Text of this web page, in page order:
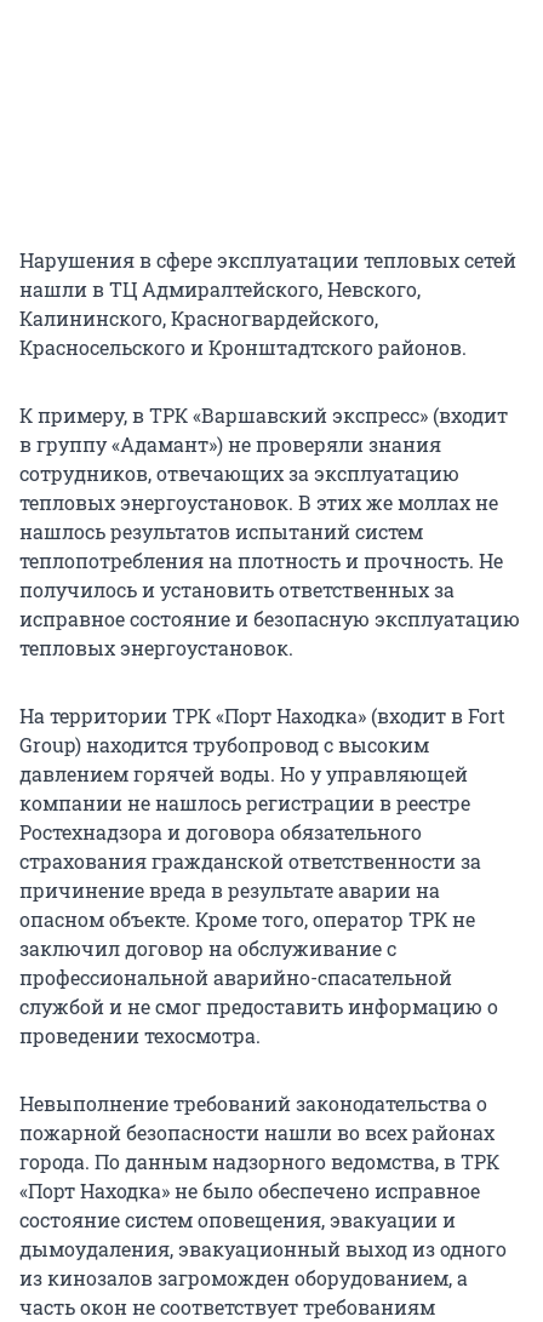
Нарушения в сфере эксплуатации тепловых сетей
нашли в ТЦ Адмиралтейского, Невского,
Калининского, Красногвардейского,
Красносельского и Кронштадтского районов.
К примеру, в ТРК «Варшавский экспресс» (входит
в группу «Адамант») не проверяли знания
сотрудников, отвечающих за эксплуатацию
тепловых энергоустановок. В этих же моллах не
нашлось результатов испытаний систем
теплопотребления на плотность и прочность. Не
получилось и установить ответственных за
исправное состояние и безопасную эксплуатацию
тепловых энергоустановок.
На территории ТРК «Порт Находка» (входит в Fort
Group) находится трубопровод с высоким
давлением горячей воды. Но у управляющей
компании не нашлось регистрации в реестре
Ростехнадзора и договора обязательного
страхования гражданской ответственности за
причинение вреда в результате аварии на
опасном объекте. Кроме того, оператор ТРК не
заключил договор на обслуживание с
профессиональной аварийно-спасательной
службой и не смог предоставить информацию о
проведении техосмотра.
Невыполнение требований законодательства о
пожарной безопасности нашли во всех районах
города. По данным надзорного ведомства, в ТРК
«Порт Находка» не было обеспечено исправное
состояние систем оповещения, эвакуации и
дымоудаления, эвакуационный выход из одного
из кинозалов загроможден оборудованием, а
часть окон не соответствует требованиям